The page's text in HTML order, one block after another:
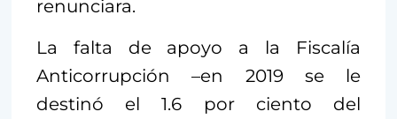
renunciara.
La falta de apoyo a la Fiscalía
Anticorrupción –en 2019 se le
destinó el 1.6 por ciento del